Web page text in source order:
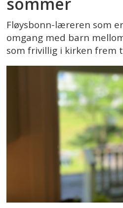
Fløysbonn-læreren som
omgang med barn
som frivillig i kirken frem